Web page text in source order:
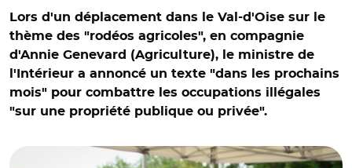
Lors d'un déplacement dans le Val-d'Oise sur le
thème des "rodéos agricoles", en compagnie
d'Annie Genevard (Agriculture), le ministre de
l'Intérieur a annoncé un texte "dans les prochains
mois" pour combattre les occupations illégales
"sur une propriété publique ou privée".